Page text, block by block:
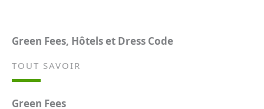
Green Fees, Hôtels et Dress Code
TOUT SAVOIR
Green Fees